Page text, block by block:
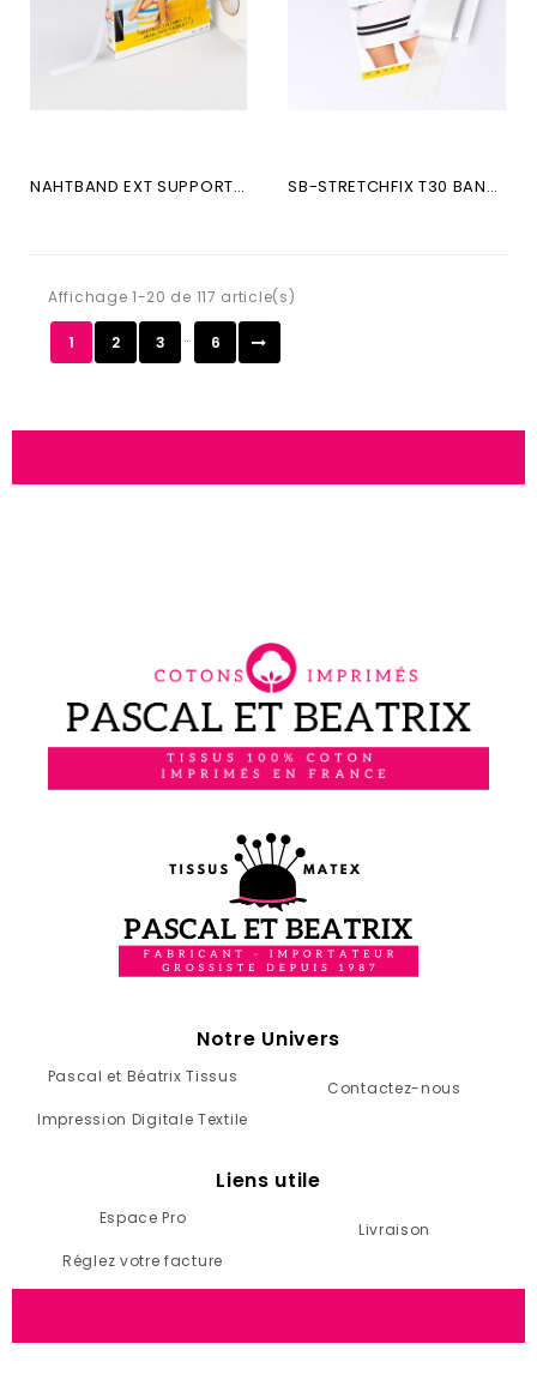
NAHTBAND EXT SUPPORT DROIT... SB-STRETCHFIX T30 BANDE 3CM...
Affichage 1-20 de 117 article(s)
1 2 3 … 6
Notre Univers
Pascal et Béatrix Tissus
Impression Digitale Textile
Contactez-nous
Liens utile
Espace Pro
Réglez votre facture
Livraison